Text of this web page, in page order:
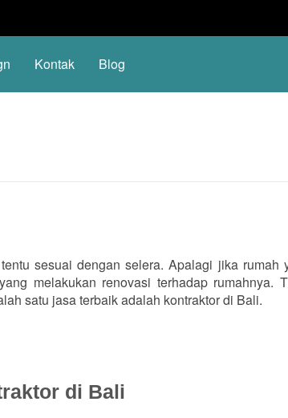
Kontak Blog
sesuai dengan selera. Apalagi jika rumah
melakukan renovasi terhadap rumahnya.
satu jasa terbaik adalah kontraktor di Bali.
di Bali